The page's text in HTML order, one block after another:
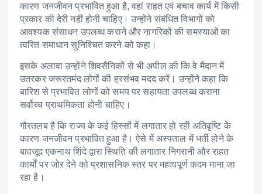
कारण जनजीवन प्रभावित हुआ है, वहां राहत एवं बचाव कार्य में किसी
प्रकार की देरी नहीं होनी चाहिए। उन्होंने संबंधित विभागों को
आवश्यक संसाधन उपलब्ध कराने और नागरिकों की समस्याओं का
त्वरित समाधान सुनिश्चित करने को कहा।
इसके अलावा उन्होंने शिवसैनिकों से भी अपील की कि वे मैदान में
उतरकर जरूरतमंद लोगों की हरसंभव मदद करें। उन्होंने कहा कि
बारिश से प्रभावित लोगों को समय पर सहायता उपलब्ध कराना
सर्वोच्च प्राथमिकता होनी चाहिए।
गौरतलब है कि राज्य के कई हिस्सों में लगातार हो रही अतिवृष्टि के
कारण जनजीवन प्रभावित हुआ है। ऐसे में अस्पताल में भर्ती होने के
बावजूद एकनाथ शिंदे द्वारा स्थिति की लगातार निगरानी और राहत
कार्यों पर जोर देने को प्रशासनिक स्तर पर महत्वपूर्ण कदम माना जा
रहा है।